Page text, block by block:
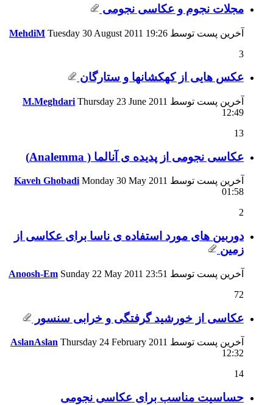
مجلات نجوم و عکاسی نجومی
آخرین پست توسط MehdiM Tuesday 30 August 2011 19:26
3
عكس هایی از كهكشانها و ستارگان
آخرین پست توسط M.Meghdari Thursday 23 June 2011
12:49
13
عکاسی نجومی از پدیده ی آنالما ( Analemma)
آخرین پست توسط Kaveh Ghobadi Monday 30 May 2011
01:58
2
دوربین های مورد استفاده ی ناسا برای عكاسی از
زمین
آخرین پست توسط Anoosh-Em Sunday 22 May 2011 23:51
72
عکاسی از خورشید گرفتگی و خرابی سنسور
آخرین پست توسط AslanAslan Thursday 24 February 2011
12:32
14
حساسیت مناسب برای عکاسی نجومی